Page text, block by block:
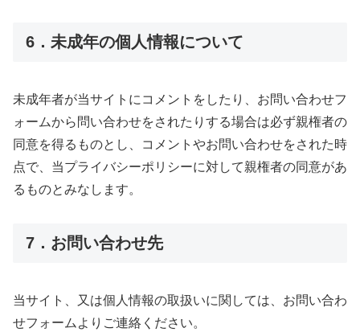
6．未成年の個人情報について
未成年者が当サイトにコメントをしたり、お問い合わせフ
ォームから問い合わせをされたりする場合は必ず親権者の
同意を得るものとし、コメントやお問い合わせをされた時
点で、当プライバシーポリシーに対して親権者の同意があ
るものとみなします。
7．お問い合わせ先
当サイト、又は個人情報の取扱いに関しては、お問い合わ
せフォームよりご連絡ください。